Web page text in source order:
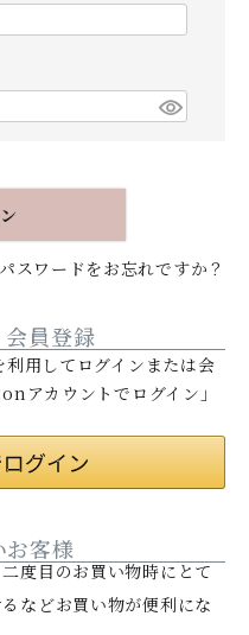
パスワードをお忘れですか？
員登録
用してログインまたは会
アカウントでログイン」
お客様
度目のお買い物時にとて
などお買い物が便利にな